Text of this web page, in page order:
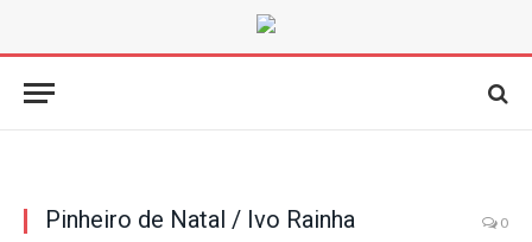
Pinheiro de Natal / Ivo Rainha 0